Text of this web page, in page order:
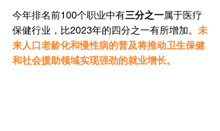
今年排名前100个职业中有三分之一属于医疗
保健行业，比2023年的四分之一有所增加。 未
来人口老龄化和慢性病的普及将推动卫生保健
和社会援助领域实现强劲的就业增长。